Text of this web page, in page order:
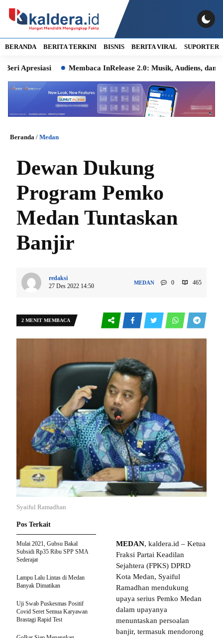
BERANDA BERITA TERKINI BISNIS BERITA VIRAL SUPORTER
Membaca InRelease 2.0: Musik, Audiens, dan Ingatan
Beranda / Medan
Dewan Dukung
Program Pemko
Medan Tuntaskan
Banjir
redaksi
27 Des 2022 14:50
MEDAN 0 465
2 MENIT MEMBACA
Syaiful Ramadhan
MEDAN, kaldera.id – Ketua
Fraksi Partai Keadilan
Sejahtera (FPKS) DPRD
Kota Medan, Syaiful
Ramadhan mendukung
upaya serius Pemko Medan
dalam upayanya
menuntaskan persoalan
banjir, termasuk mendorong
Pos Terkait
Mulai 2021, Gubsu Bakal
Subsidi Rp35 Ribu SPP SMA
Sederajat
Lampu Lalu Lintas di Medan
Banyak Dimatikan
Uji Swab Puskesmas Positif
Covid Seret Semua Karyawan
Brastagi Rapid Test